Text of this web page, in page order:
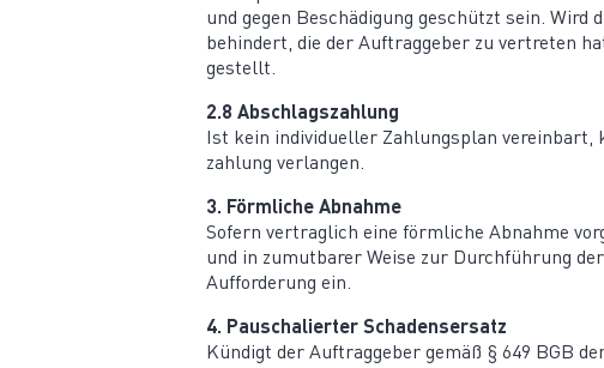
und gegen Beschä­digung geschützt sein.
behindert, die der Auftrag­geber zu vertreten
gestellt.
2.8 Abschlags­zahlung
Ist kein indivi­du­eller Zahlungsplan
zahlung verlangen.
3. Förmliche Abnahme
Sofern vertraglich eine förmliche Abnahme
und in zumut­barer Weise zur Durch­führung
Auffor­derung ein.
4. Pauscha­lierter Schadensersatz
Kündigt der Auftrag­geber gemäß § 649 BGB